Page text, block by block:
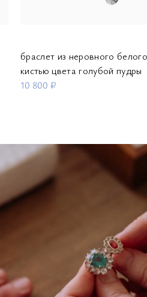
браслет из неровного
кистью цвета голубой пудры
10 800 ₽